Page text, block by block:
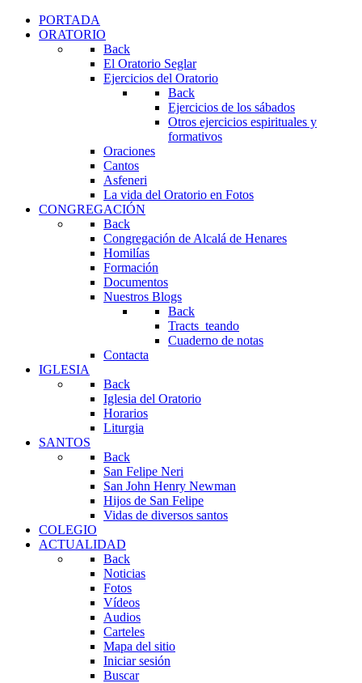
PORTADA
ORATORIO
Back
El Oratorio Seglar
Ejercicios del Oratorio
Back
Ejercicios de los sábados
Otros ejercicios espirituales y
formativos
Oraciones
Cantos
Asfeneri
La vida del Oratorio en Fotos
CONGREGACIÓN
Back
Congregación de Alcalá de Henares
Homilías
Formación
Documentos
Nuestros Blogs
Back
Tracts_teando
Cuaderno de notas
Contacta
IGLESIA
Back
Iglesia del Oratorio
Horarios
Liturgia
SANTOS
Back
San Felipe Neri
San John Henry Newman
Hijos de San Felipe
Vidas de diversos santos
COLEGIO
ACTUALIDAD
Back
Noticias
Fotos
Vídeos
Audios
Carteles
Mapa del sitio
Iniciar sesión
Buscar